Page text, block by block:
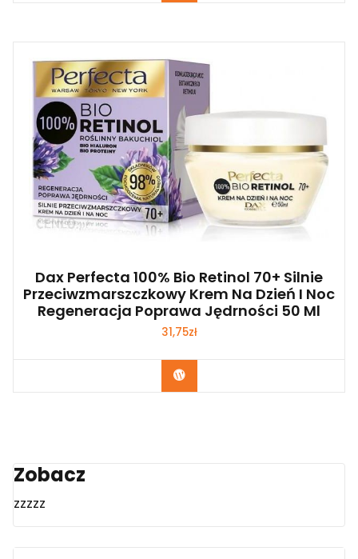
Dax Perfecta 100% Bio Retinol 70+ Silnie
Przeciwzmarszczkowy Krem Na Dzień I Noc
Regeneracja Poprawa Jędrności 50 Ml
31,75zł
Zobacz
Zobacz
zzzzz